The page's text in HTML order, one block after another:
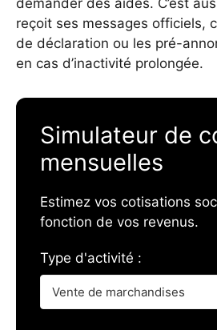
demander des aides. C’est
reçoit ses messages officiels,
de déclaration ou les pré-
en cas d’inactivité prolongée.
Simulateur de
mensuelles
Estimez vos cotisations
fonction de vos revenus.
Type d'activité :